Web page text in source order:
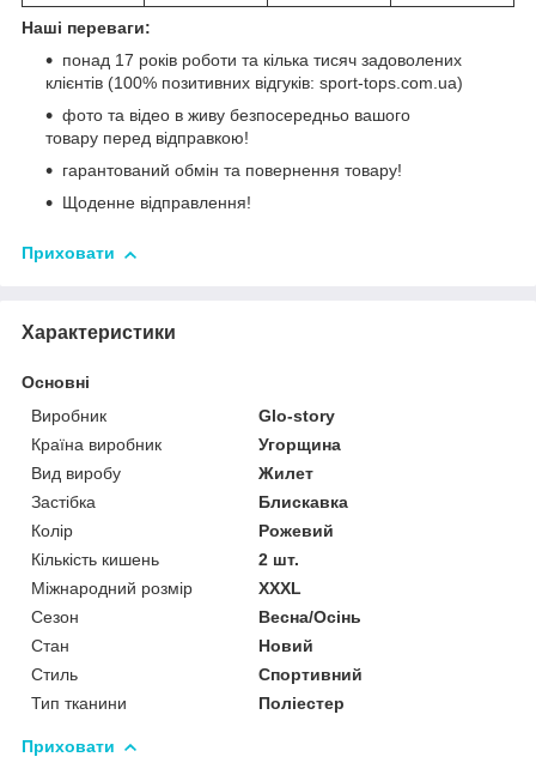
Наші переваги:
понад 17 років роботи та кілька тисяч задоволених
клієнтів (100% позитивних відгуків: sport-tops.com.ua)
фото та відео в живу безпосередньо вашого
товару перед відправкою!
гарантований обмін та повернення товару!
Щоденне відправлення!
Приховати
Характеристики
Основні
Виробник
Glo-story
Країна виробник
Угорщина
Вид виробу
Жилет
Застібка
Блискавка
Колір
Рожевий
Кількість кишень
2 шт.
Міжнародний розмір
XXXL
Сезон
Весна/Осінь
Стан
Новий
Стиль
Спортивний
Тип тканини
Поліестер
Приховати